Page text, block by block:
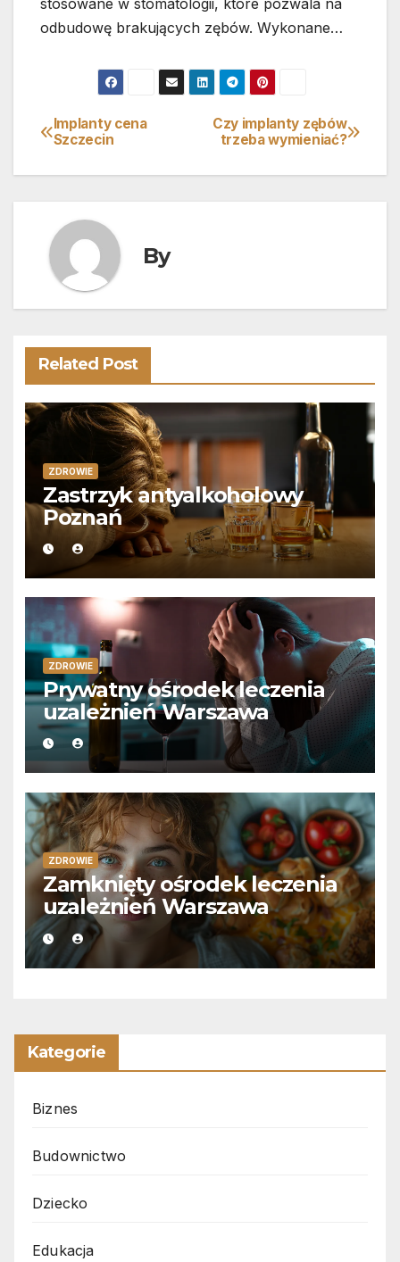
odbudowę brakujących zębów. Wykonane…
Nawigacja
wpisu
Czy implanty zębów
trzeba wymieniać?
Implanty cena
Szczecin
By
Related Post
ZDROWIE
Zastrzyk antyalkoholowy
Poznań
ZDROWIE
Prywatny ośrodek leczenia
uzależnień Warszawa
ZDROWIE
Zamknięty ośrodek leczenia
uzależnień Warszawa
Kategorie
Biznes
Budownictwo
Dziecko
Edukacja